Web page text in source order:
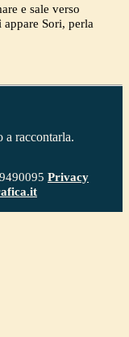
e sale verso
Sori, perla
a raccontarla.
Privacy